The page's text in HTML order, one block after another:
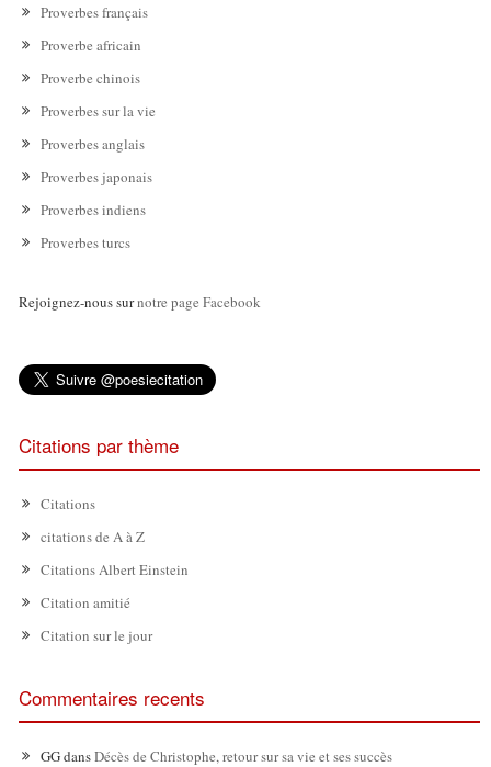
Proverbes français
Proverbe africain
Proverbe chinois
Proverbes sur la vie
Proverbes anglais
Proverbes japonais
Proverbes indiens
Proverbes turcs
Rejoignez-nous surnotre page Facebook
Citations par thème
Citations
citations de A à Z
Citations Albert Einstein
Citation amitié
Citation sur le jour
Commentaires recents
GGdansDécès de Christophe, retour sur sa vie et ses succès